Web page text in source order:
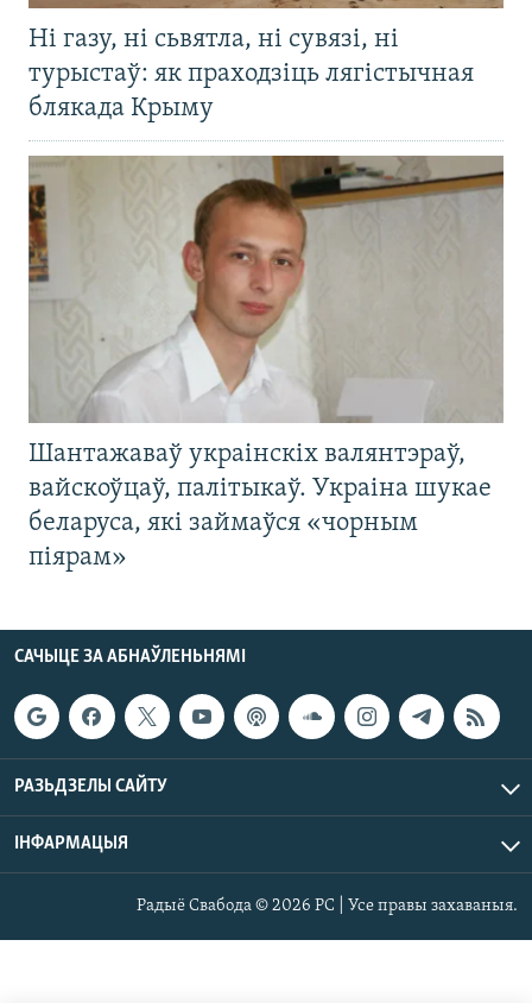
Ні газу, ні сьвятла, ні сувязі, ні
турыстаў: як праходзіць лягістычная
блякада Крыму
Шантажаваў украінскіх валянтэраў,
вайскоўцаў, палітыкаў. Украіна шукае
беларуса, які займаўся «чорным
піярам»
САЧЫЦЕ ЗА АБНАЎЛЕНЬНЯМІ
РАЗЬДЗЕЛЫ САЙТУ
ІНФАРМАЦЫЯ
Радыё Свабода © 2026 РС | Усе правы захаваныя.